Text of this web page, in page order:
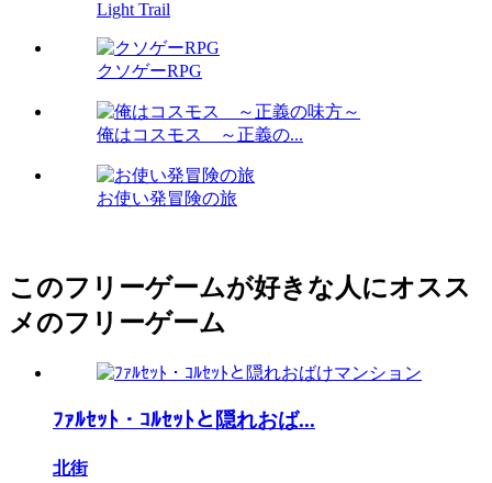
Light Trail
クソゲーRPG
俺はコスモス ～正義の...
お使い発冒険の旅
このフリーゲームが好きな人にオスス
メのフリーゲーム
ﾌｧﾙｾｯﾄ・ｺﾙｾｯﾄと隠れおば...
北街